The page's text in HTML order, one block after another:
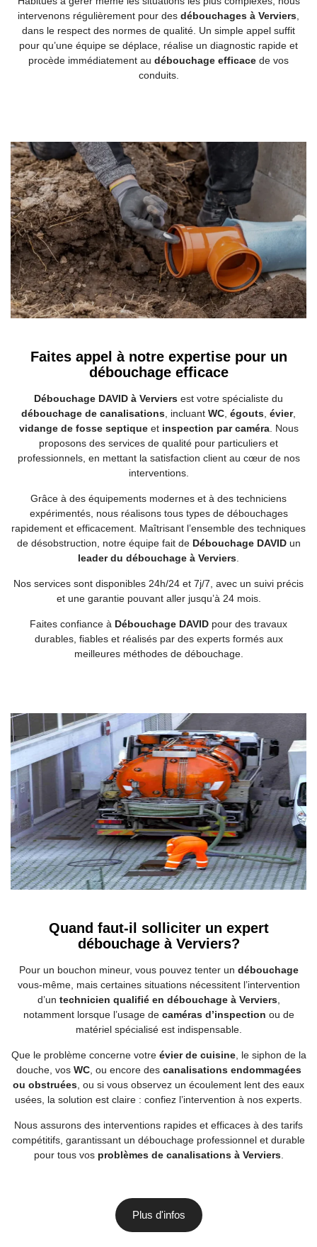
intervenons régulièrement pour des débouchages à Verviers
dans le respect des normes de qualité. Un simple appel suffit
pour qu’une équipe se déplace, réalise un diagnostic rapide et
procède immédiatement au débouchage efficace de vos
conduits.
Faites appel à notre expertise pour un
débouchage efficace
Débouchage DAVID à Verviers est votre spécialiste du
débouchage de canalisations , incluant WC égouts évier,
vidange de fosse septiqueet inspection par caméra. Nous
proposons des services de qualité pour particuliers et
professionnels, en mettant la satisfaction client au cœur de nos
interventions.
Grâce à des équipements modernes et à des techniciens
expérimentés, nous réalisons tous types de débouchages
rapidement et efficacement. Maîtrisant l’ensemble des techniques
de désobstruction, notre équipe fait de Débouchage DAVIDun
leader du débouchage à Verviers
Nos services sont disponibles 24h/24 et 7j/7, avec un suivi précis
et une garantie pouvant aller jusqu’à 24 mois.
Faites confiance à Débouchage DAVID pour des travaux
durables, fiables et réalisés par des experts formés aux
meilleures méthodes de débouchage.
Quand faut-il solliciter un expert
débouchage à Verviers?
Pour un bouchon mineur, vous pouvez tenter un débouchage
vous-même, mais certaines situations nécessitent l’intervention
d’un technicien qualifié en débouchage à Verviers,
notamment lorsque l’usage de caméras d’inspection ou de
matériel spécialisé est indispensable.
Que le problème concerne votre évier de cuisine, le siphon de la
douche, vos WC, ou encore des canalisations endommagées
ou obstruées , ou si vous observez un écoulement lent des eaux
usées, la solution est claire : confiez l’intervention à nos experts.
Nous assurons des interventions rapides et efficaces à des tarifs
compétitifs, garantissant un débouchage professionnel et durable
pour tous vos problèmes de canalisations à Verviers.
Plus d'infos